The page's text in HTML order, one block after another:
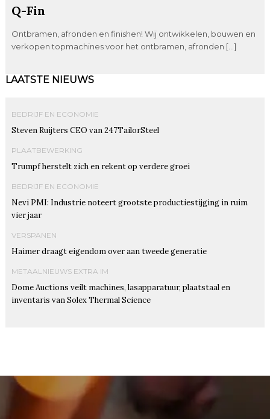
Q-Fin
Ontbramen, afronden en finishen! Wij ontwikkelen, bouwen en
verkopen topmachines voor het ontbramen, afronden […]
LAATSTE NIEUWS
BEDRIJF EN ECONOMIE
Steven Ruijters CEO van 247TailorSteel
PLAATBEWERKING
Trumpf herstelt zich en rekent op verdere groei
BEDRIJF EN ECONOMIE
Nevi PMI: Industrie noteert grootste productiestijging in ruim
vier jaar
VERSPANEN
Haimer draagt eigendom over aan tweede generatie
METAALNIEUWS EXTRA IM
Dome Auctions veilt machines, lasapparatuur, plaatstaal en
inventaris van Solex Thermal Science